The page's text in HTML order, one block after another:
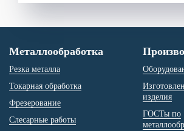
Металлообработка
Резка металла
Токарная обработка
Фрезерование
Слесарные работы
изделия
ГОСТы по